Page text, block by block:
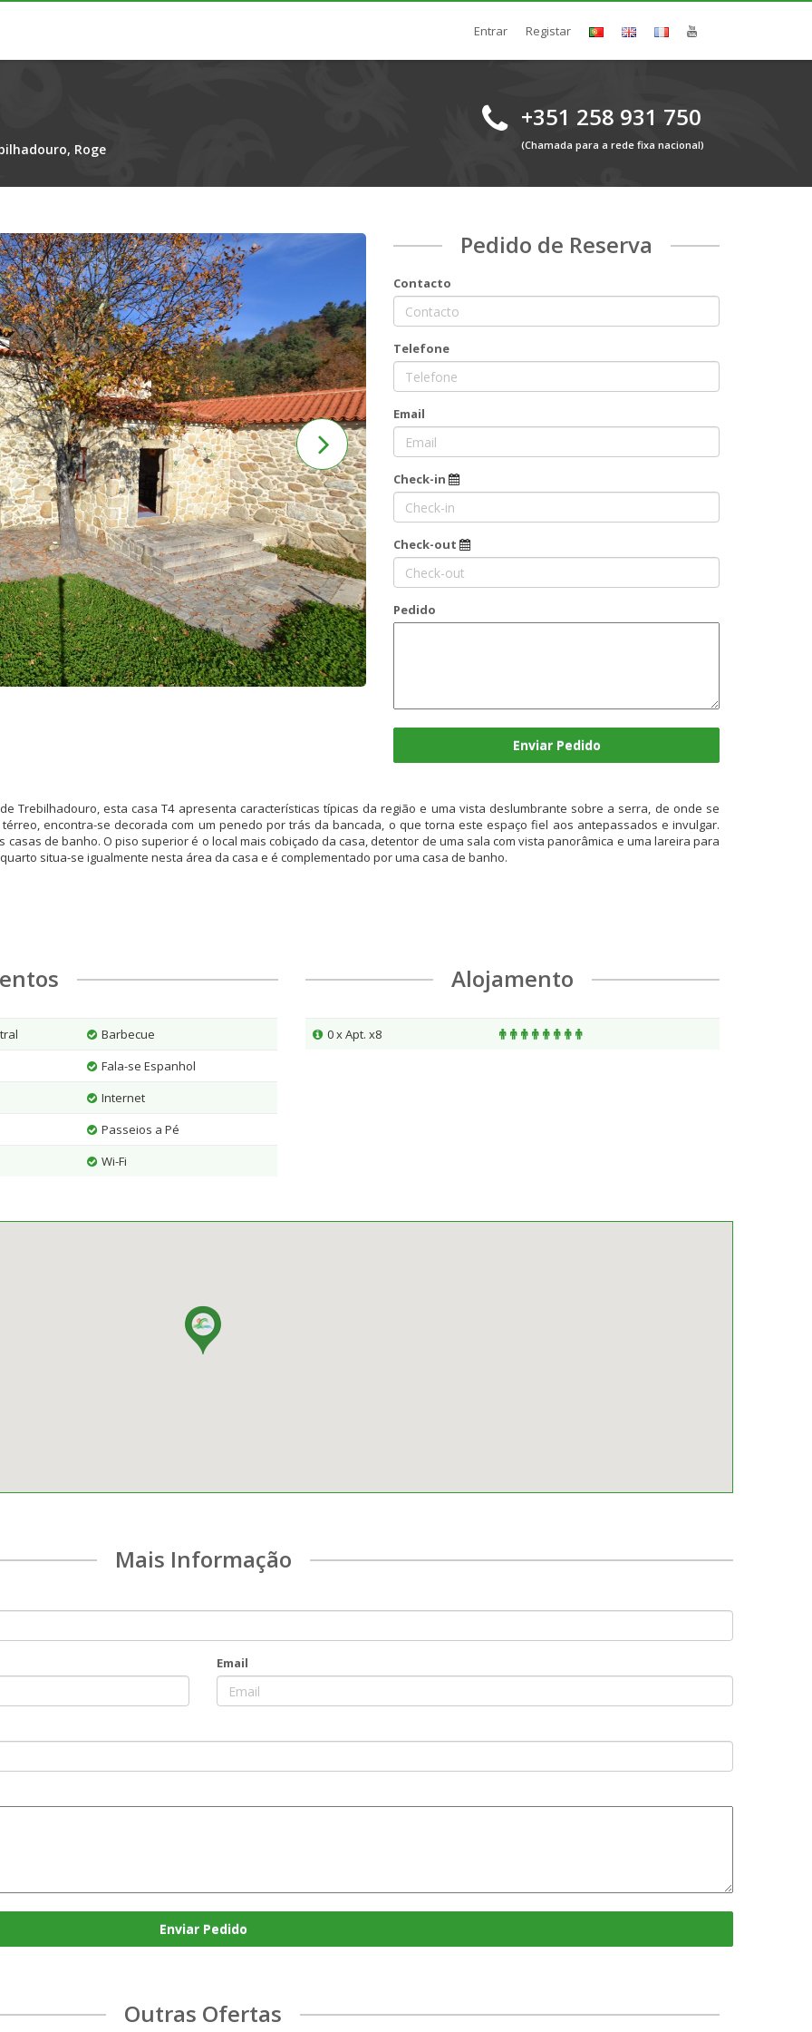
Entrar Registar
Roge
+351 258 931 750
(Chamada para a rede fixa nacional)
Pedido de Reserva
Contacto
Telefone
Email
Check-in
Check-out
Pedido
Enviar Pedido
Trebilhadouro, esta casa T4 apresenta características típicas da região e uma vista deslumbrante sobre a serra, de onde se
encontra-se decorada com um penedo por trás da bancada, o que torna este espaço fiel aos antepassados e invulgar.
de banho. O piso superior é o local mais cobiçado da casa, detentor de uma sala com vista panorâmica e uma lareira para
situa-se igualmente nesta área da casa e é complementado por uma casa de banho.
Barbecue
Fala-se Espanhol
Internet
Passeios a Pé
Wi-Fi
Alojamento
0 x Apt. x8
Mais Informação
Email
Enviar Pedido
Outras Ofertas